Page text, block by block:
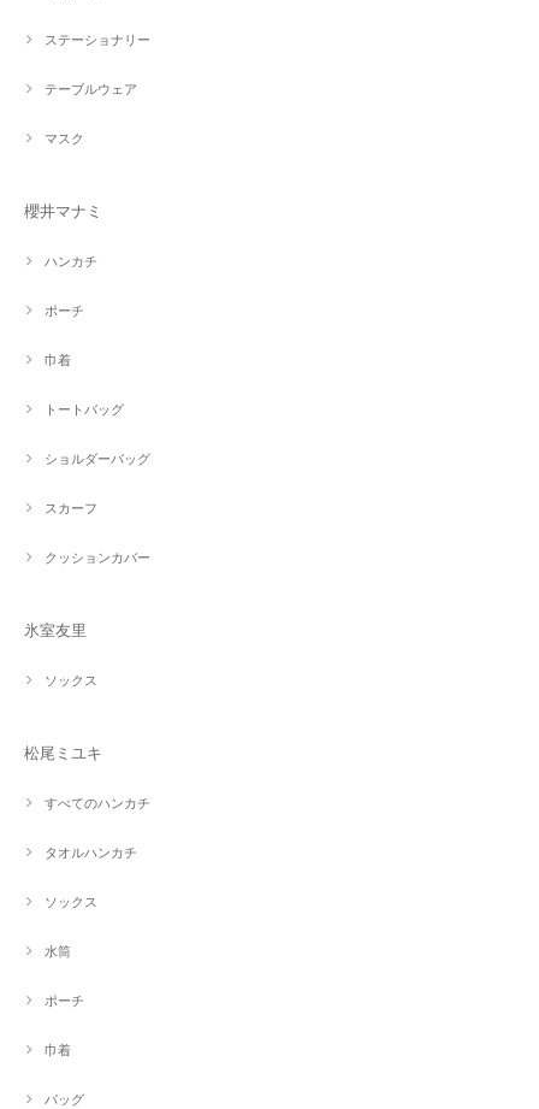
ステーショナリー
テーブルウェア
マスク
櫻井マナミ
ハンカチ
ポーチ
巾着
トートバッグ
ショルダーバッグ
スカーフ
クッションカバー
氷室友里
ソックス
松尾ミユキ
すべてのハンカチ
タオルハンカチ
ソックス
水筒
ポーチ
巾着
バッグ